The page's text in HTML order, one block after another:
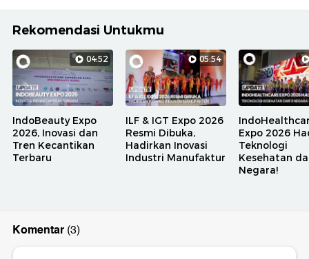
Rekomendasi Untukmu
04:52
IndoBeauty Expo
2026, Inovasi dan
Tren Kecantikan
Terbaru
05:54
ILF & IGT Expo 2026
Resmi Dibuka,
Hadirkan Inovasi
Industri Manufaktur
Expo 2026
Teknologi
Kesehatan
Negara!